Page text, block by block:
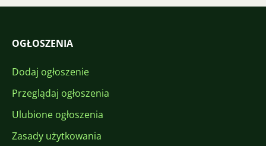
OGŁOSZENIA
Dodaj ogłoszenie
Przeglądaj ogłoszenia
Ulubione ogłoszenia
Zasady użytkowania